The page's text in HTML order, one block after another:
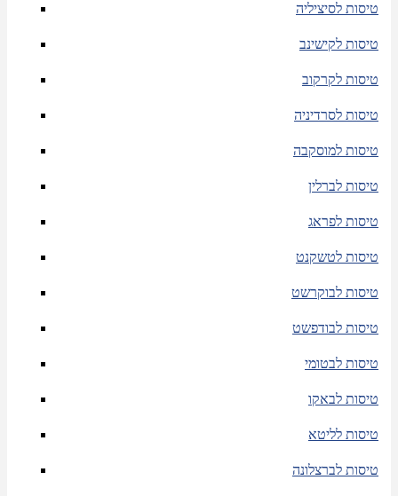
טיסות לסיציליה
טיסות לקישינב
טיסות לקרקוב
טיסות לסרדיניה
טיסות למוסקבה
טיסות לברלין
טיסות לפראג
טיסות לטשקנט
טיסות לבוקרשט
טיסות לבודפשט
טיסות לבטומי
טיסות לבאקו
טיסות לליטא
טיסות לברצלונה